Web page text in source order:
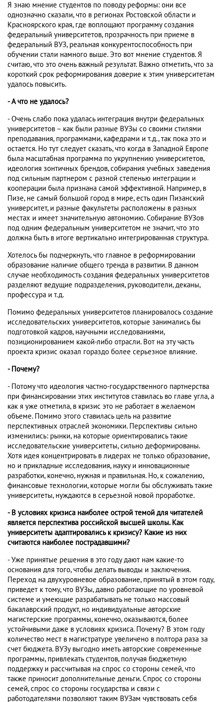
Я знаю мнение студентов по поводу реформы: они все
однозначно сказали, что в регионах Ростовской области и
Красноярского края, где воплощают программу создания
федеральный университетов, прозрачность при приеме в
федеральный ВУЗ, реальная конкурентоспособность при
обучении стали намного выше. Это вот мнение студентов. Я
считаю, что это очень важный результат. Важно отметить, что за
короткий срок реформирования доверие к этим университетам
удалось повысить.
- А что не удалось?
- Очень слабо пока удалась интеграция внутри федеральных
университетов – как были разные ВУЗы со своими стилями
преподавания, программами, кафедрами и т.д., так пока это и
остается. Но тут следует сказать, что когда в Западной Европе
была масштабная программа по укрупнению университетов,
идеология зонтичных брендов, собирания учебных заведения
под сильным партнером с разной степенью интеграции и
кооперации была признана самой эффективной. Например, в
Пизе, не самый большой город в мире, есть один Пизанский
университет, и разные факультеты расположены в разных
местах и имеет значительную автономию. Собирание ВУЗов
под одним федеральным университетом не значит, что это
должна быть в итоге вертикально интегрированная структура.
Хотелось бы подчеркнуть, что главное в реформировании
образование наличие общего тренда в развитии. В данном
случае необходимость создания федеральных университетов
разделяют ведущие подразделения, руководители, деканы,
профессура и т.д.
Помимо федеральных университетов планировалось создание
исследовательских университетов, которые занимались бы
подготовкой кадров, научными исследованиями,
позиционированием какой-либо отрасли. Вот на эту часть
проекта кризис оказал гораздо более серьезное влияние.
- Почему?
- Потому что идеология частно-государственного партнерства
при финансировании этих институтов ставилась во главе угла, а
как я уже отметила, в кризис это не работает в желаемом
объеме. Помимо этого ставилась цель на развитие
перспективных отраслей экономики. Перспективы сильно
изменились: рынки, на которые ориентировались такие
исследовательские университеты, сильно деформированы.
Хотя идея концентрировать в лидерах не только образование,
но и прикладные исследования, науку и инновационные
разработки, конечно, нужная и правильная. Но, к сожалению,
финансовые технологии, которые могли бы обслуживать такие
университеты, нуждаются в серьезной новой проработке.
- В условиях кризиса наиболее острой темой для читателей
является перспектива российской высшей школы. Как
университеты адаптировались к кризису? Какие из них
считаются наиболее пострадавшими?
- Уже принятые решения в это году дают нам какие-то
основания для того, чтобы делать выводы и заключения.
Переход на двухуровневое образование, принятый в этом году,
приведет к тому, что ВУЗы, давно работающие по уровневой
системе и умеющие разрабатывать не только массовый
бакалаврский продукт, но индивидуальные авторские
магистерские программы, конечно, оказываются, более
устойчивыми даже в условиях кризиса. Почему? В этом году
количество мест в магистратуре увеличено в полтора раза за
счет бюджета. ВУЗу выгодно иметь авторские современные
программы, привлекать студентов, получая бюджетную
поддержку и рассчитывая на спрос со стороны семей, что
также приносит дополнительные деньги. Спрос со стороны
семей, спрос со стороны государства и связи с
работодателями позволяют таким ВУЗам чувствовать себя